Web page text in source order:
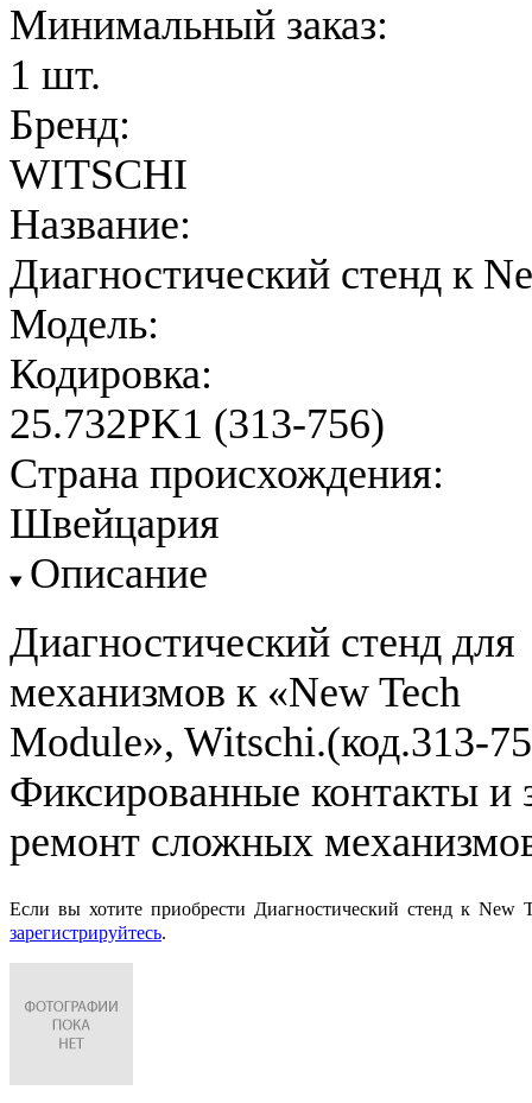
Минимальный заказ:
1 шт.
Бренд:
WITSCHI
Название:
Диагностический стенд к
Модель:
Кодировка:
25.732PK1 (313-756)
Страна происхождения:
Швейцария
Описание
Диагностический стенд для
механизмов к «New Tech
Module», Witschi.(код.313-
Фиксированные контакты и
ремонт сложных
Если вы хотите приобрести Диагностический стенд к
зарегистрируйтесь.